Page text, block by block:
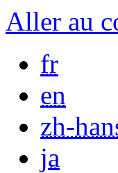
Aller au
fr
en
zh-
ja